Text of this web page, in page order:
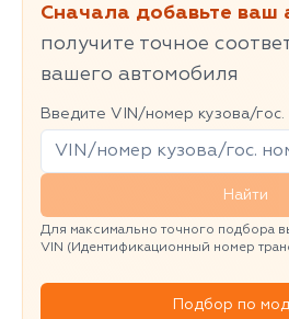
Сначала добавьте ваш
получите точное
вашего автомобиля
Введите VIN/номер кузова/гос.
Найти
Для максимально точного подбора
VIN (Идентификационный номер
Подбор по